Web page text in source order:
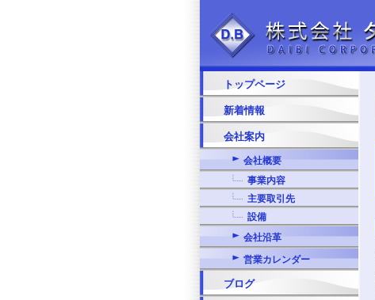
トップページ
新着情報
会社案内
会社概要
事業内容
主要取引先
設備
会社沿革
営業カレンダー
ブログ